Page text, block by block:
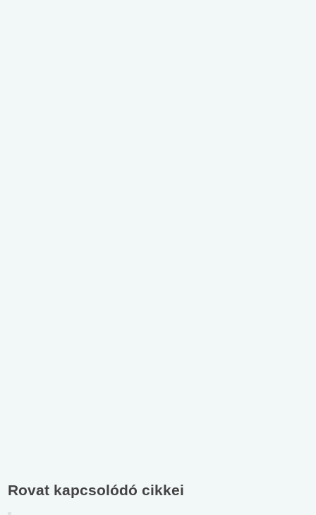
Rovat kapcsolódó cikkei